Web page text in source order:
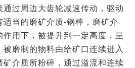
过周边大齿轮减速传动，驱动
当的磨矿介质-钢棒，磨矿介
作用下，被提升到一定高度，呈
磨制的物料由给矿口连续进入
介质所粉碎，通过溢流和连续